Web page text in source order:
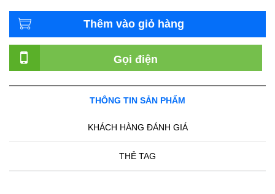
Thêm vào giỏ hàng
Gọi điện
THÔNG TIN SẢN PHẨM
KHÁCH HÀNG ĐÁNH GIÁ
THẺ TAG